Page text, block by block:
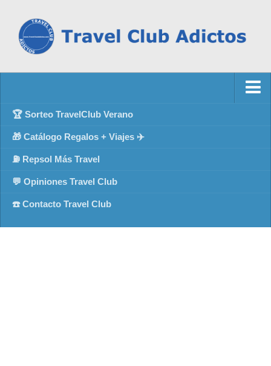
🏆 Sorteo TravelClub Verano
🎁 Catálogo Regalos + Viajes ✈️
⛽ Repsol Más Travel
💬 Opiniones Travel Club
☎️ Contacto Travel Club